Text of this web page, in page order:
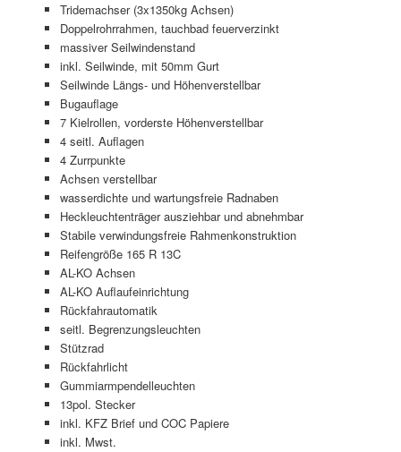
Tridemachser (3x1350kg Achsen)
Doppelrohrrahmen, tauchbad feuerverzinkt
massiver Seilwindenstand
inkl. Seilwinde, mit 50mm Gurt
Seilwinde Längs- und Höhenverstellbar
Bugauflage
7 Kielrollen, vorderste Höhenverstellbar
4 seitl. Auflagen
4 Zurrpunkte
Achsen verstellbar
wasserdichte und wartungsfreie Radnaben
Heckleuchtenträger ausziehbar und abnehmbar
Stabile verwindungsfreie Rahmenkonstruktion
Reifengröße 165 R 13C
AL-KO Achsen
AL-KO Auflaufeinrichtung
Rückfahrautomatik
seitl. Begrenzungsleuchten
Stützrad
Rückfahrlicht
Gummiarmpendelleuchten
13pol. Stecker
inkl. KFZ Brief und COC Papiere
inkl. Mwst.